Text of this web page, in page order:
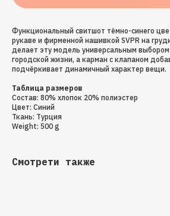
Функциональный свитшот тёмно-синего
рукаве и фирменной нашивкой SVPR на
делает эту модель универсальным
городской жизни, а карман с клапаном
подчёркивает динамичный характер вещи.
Таблица размеров
Состав: 80% хлопок 20% полиэстер
Цвет: Синий
Ткань: Турция
Weight: 500 g
Смотрети также